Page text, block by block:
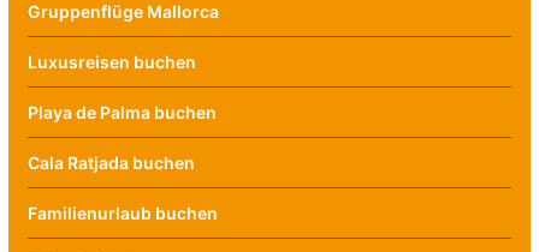
Gruppenflüge Mallorca
Luxusreisen buchen
Playa de Palma buchen
Cala Ratjada buchen
Familienurlaub buchen